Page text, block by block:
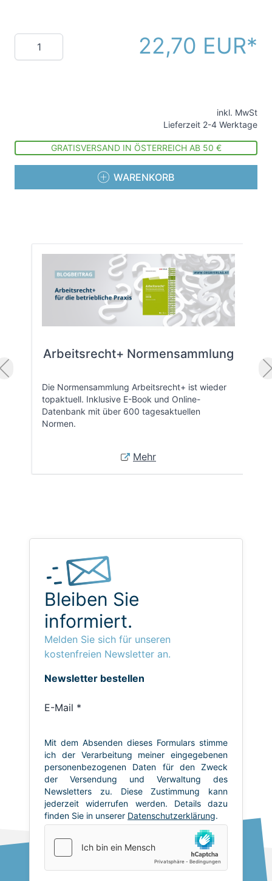
Menge 22,70 EUR
inkl. MwSt
Lieferzeit 2-4 Werktage
GRATISVERSAND IN ÖSTERREICH AB 50 €
WARENKORB
Arbeitsrecht+ Normensammlung
Die Normensammlung Arbeitsrecht+ ist wieder
topaktuell. Inklusive E-Book und Online-
Datenbank mit über 600 tagesaktuellen
Normen.
Mehr
Bleiben Sie
informiert.
Melden Sie sich für unseren
kostenfreien Newsletter an.